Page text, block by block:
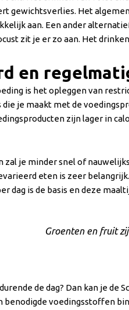
gewichtsverlies. Het
aan. Een ander
zit je er zo aan. Het
en
is het opleggen van
je maakt met de
zijn lager in
je minder snel of
eten is zeer
dag is de basis en deze
Groenten en fruit
de dag? Dan kan je
benodigde voedingsstoffen